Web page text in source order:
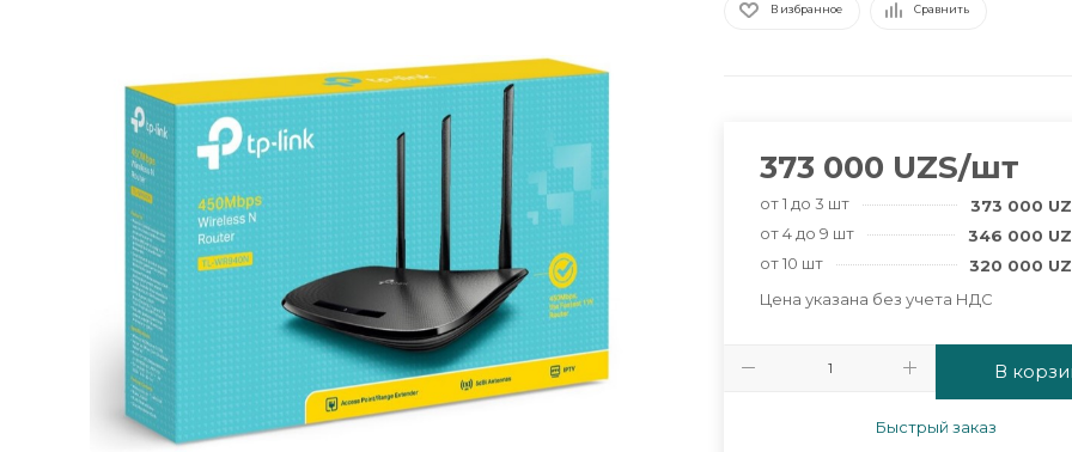
В избранное Сравнить
373 000 UZS/шт
от 1 до 3 шт 373 000
от 4 до 9 шт
346 000
от 10 шт
320 000
Цена указана без учета НДС
В
Быстрый заказ